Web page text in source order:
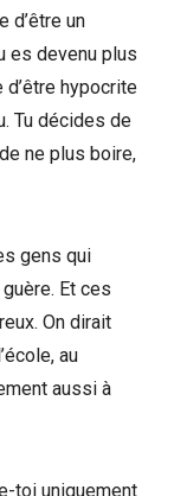
d’être un
es devenu plus
hypocrite
Tu décides de
ne plus boire,
gens qui
Et ces
On dirait
au
aussi à
toi uniquement